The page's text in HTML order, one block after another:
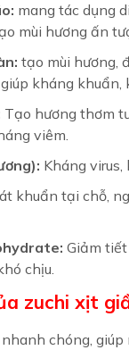
mang tác dụng
mùi hương ấn
tạo mùi hương,
kháng khuẩn,
Tạo hương thơm
viêm.
Kháng
khuẩn tại chỗ,
Giảm
chịu.
zuchi xịt
chóng,